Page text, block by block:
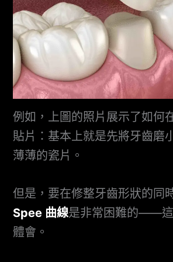
例如，上圖的照片展示了如何
貼片：基本上就是先將牙齒磨
薄薄的瓷片。
但是，要在修整牙齒形狀的同
Spee 曲線是非常困難的——
體會。